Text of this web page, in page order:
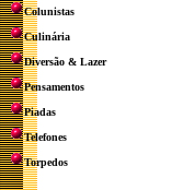
Colunistas
Culinária
Diversão & Lazer
Pensamentos
Piadas
Telefones
Torpedos